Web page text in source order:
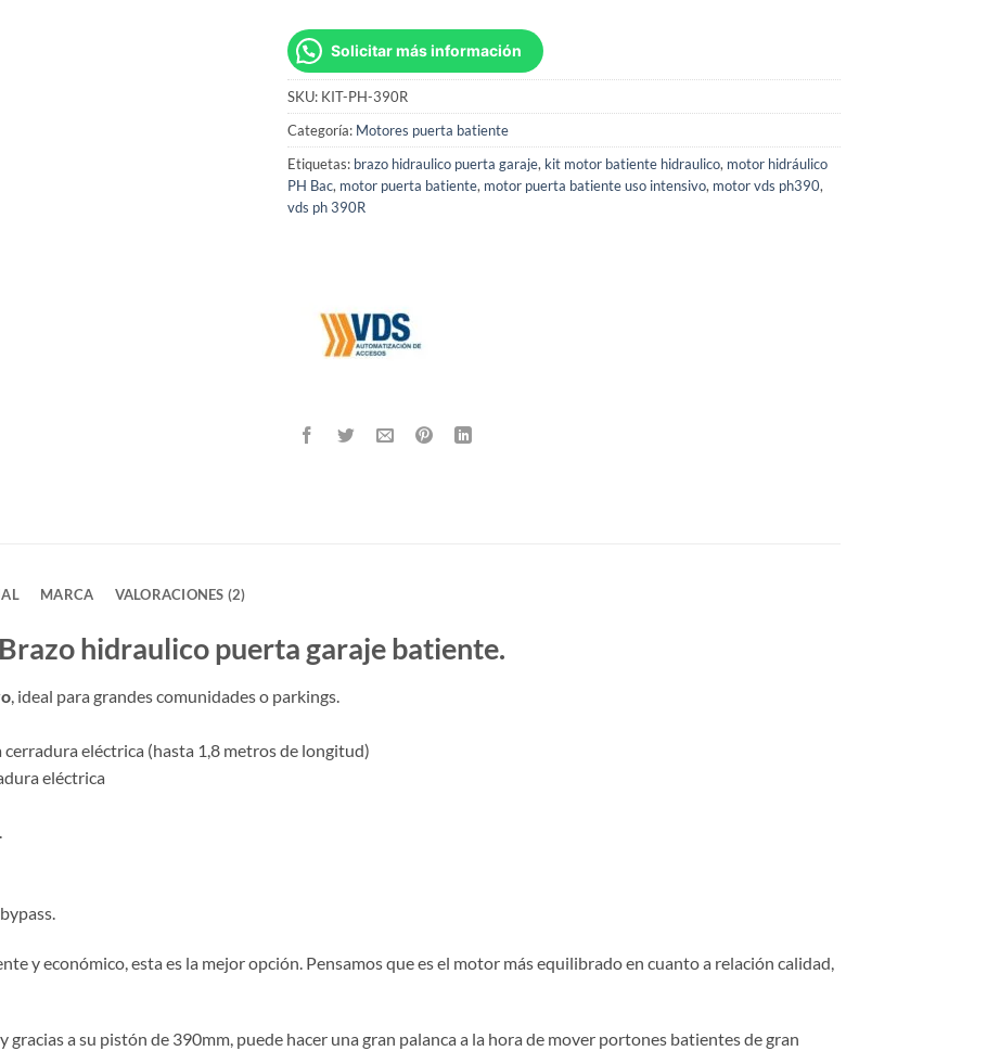
Solicitar más información
SKU: KIT-PH-390R
Categoría: Motores puerta batiente
Etiquetas: brazo hidraulico puerta garaje, kit motor batiente hidraulico, motor hidráulico
PH Bac, motor puerta batiente, motor puerta batiente uso intensivo, motor vds ph390,
vds ph 390R
MARCA VALORACIONES (2)
hidraulico puerta garaje batiente.
, ideal para grandes comunidades o parkings.
eléctrica (hasta 1,8 metros de longitud)
eléctrica
y económico, esta es la mejor opción. Pensamos que es el motor más equilibrado en cuanto a relación calidad,
gracias a su pistón de 390mm, puede hacer una gran palanca a la hora de mover portones batientes de gran